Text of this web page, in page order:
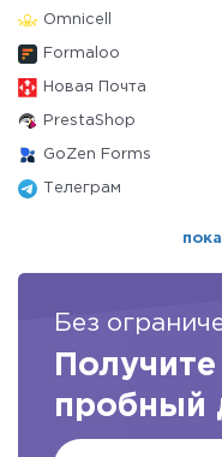
Omnicell
Formaloo
Новая Почта
PrestaShop
GoZen Forms
Телеграм
Без
Получите
пробный